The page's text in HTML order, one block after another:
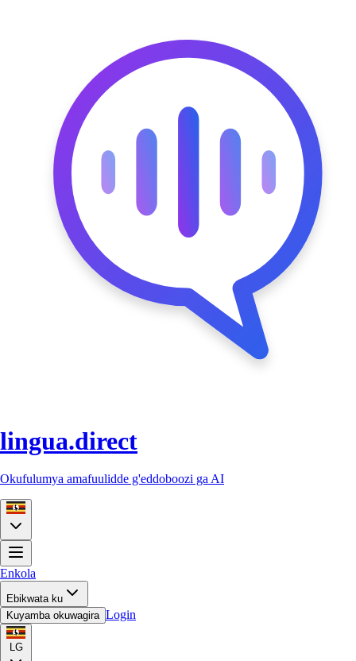
lingua.direct
Okufulumya amafuulidde g'eddoboozi ga AI
Enkola
Ebikwata ku
Kuyamba okuwagira Login
LG